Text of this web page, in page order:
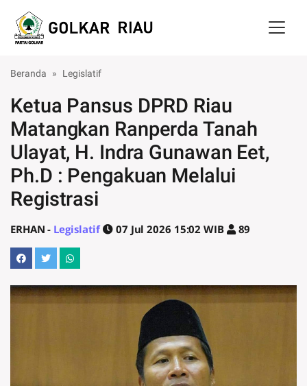
Skip to main content
Beranda Legislatif
Ketua Pansus DPRD Riau
Matangkan Ranperda Tanah
Ulayat, H. Indra Gunawan Eet,
Ph.D : Pengakuan Melalui
Registrasi
ERHAN - Legislatif 07 Jul 2026 15:02 WIB 89